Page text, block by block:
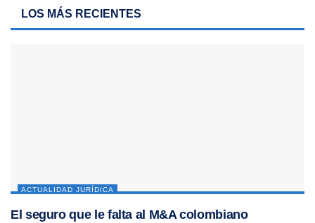
LOS MÁS RECIENTES
ACTUALIDAD JURÍDICA
El seguro que le falta al M&A colombiano